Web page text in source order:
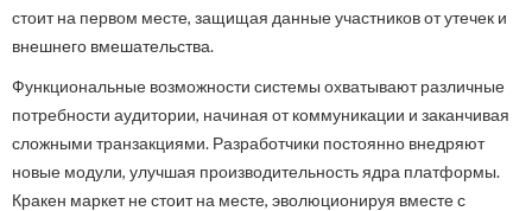
стоит на первом месте, защищая данные участников от утечек и
внешнего вмешательства.
Функциональные возможности системы охватывают различные
потребности аудитории, начиная от коммуникации и заканчивая
сложными транзакциями. Разработчики постоянно внедряют
новые модули, улучшая производительность ядра платформы.
Кракен маркет не стоит на месте, эволюционируя вместе с